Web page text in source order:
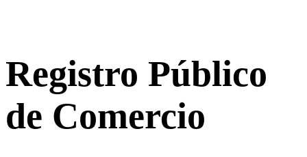
Registro Público
de Comercio